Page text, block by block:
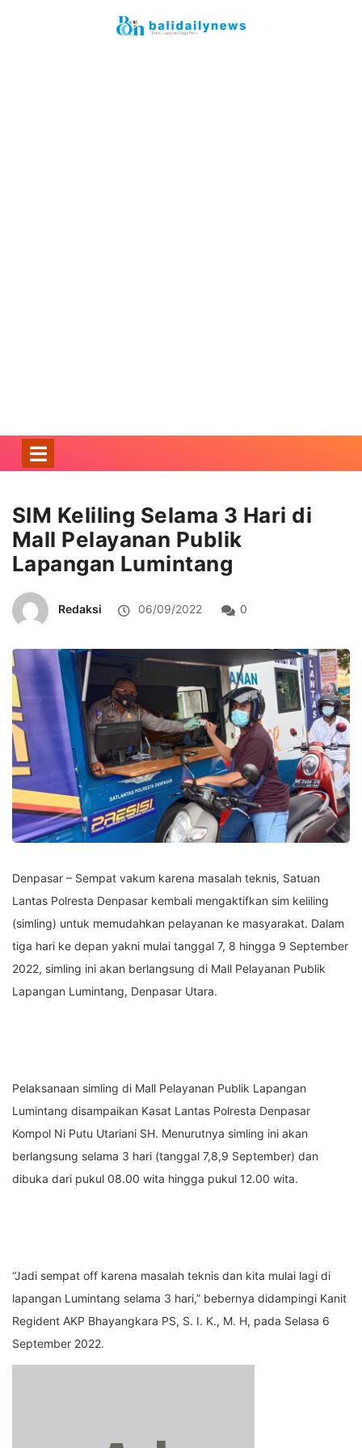
SIM Keliling Selama 3 Hari di
Mall Pelayanan Publik
Lapangan Lumintang
Redaksi 06/09/2022 0
Denpasar – Sempat vakum karena masalah teknis, Satuan
Lantas Polresta Denpasar kembali mengaktifkan sim keliling
(simling) untuk memudahkan pelayanan ke masyarakat. Dalam
tiga hari ke depan yakni mulai tanggal 7, 8 hingga 9 September
2022, simling ini akan berlangsung di Mall Pelayanan Publik
Lapangan Lumintang, Denpasar Utara.
Pelaksanaan simling di Mall Pelayanan Publik Lapangan
Lumintang disampaikan Kasat Lantas Polresta Denpasar
Kompol Ni Putu Utariani SH. Menurutnya simling ini akan
berlangsung selama 3 hari (tanggal 7,8,9 September) dan
dibuka dari pukul 08.00 wita hingga pukul 12.00 wita.
“Jadi sempat off karena masalah teknis dan kita mulai lagi di
lapangan Lumintang selama 3 hari,” bebernya didampingi Kanit
Regident AKP Bhayangkara PS, S. I. K., M. H, pada Selasa 6
September 2022.